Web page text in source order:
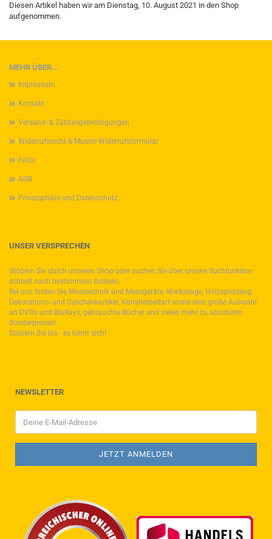
Diesen Artikel haben wir am Dienstag, 10. August 2021 in den Shop
aufgenommen.
MEHR ÜBER...
Impressum
Kontakt
Versand- & Zahlungsbedingungen
Widerrufsrecht & Muster-Widerrufsformular
FAQs
AGB
Privatsphäre und Datenschutz
UNSER VERSPRECHEN
Stöbern Sie durch unseren Shop oder suchen Sie über unsere Suchfunktion
schnell nach bestimmten Artikeln.
Bei uns finden Sie Messtechnik und Messgeräte, Werkzeuge, Holzspielzeug,
Dekorations- und Geschenkartikel, Künstlerbedarf sowie eine große Auswahl
an DVDs und BluRays, gebrauchte Bücher und vieles mehr zu absoluten
Sonderpreisen.
Stöbern Sie los - es lohnt sich!
NEWSLETTER